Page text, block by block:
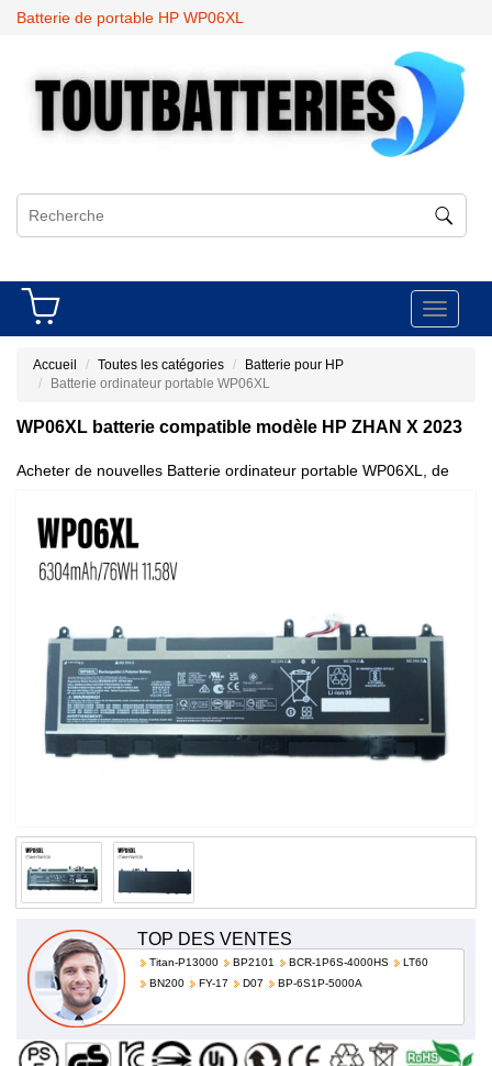
Batterie de portable HP WP06XL
Toggle
Accueil Toutes les catégories
Batterie pour HP
Batterie ordinateur portable WP06XL
WP06XL batterie compatible modèle HP ZHAN X 2023
Acheter de nouvelles Batterie ordinateur portable WP06XL, de
TOP DES VENTES
Titan-P13000 BP2101 BCR-1P6S-4000HS
LT60
BN200
FY-17 D07 BP-6S1P-5000A